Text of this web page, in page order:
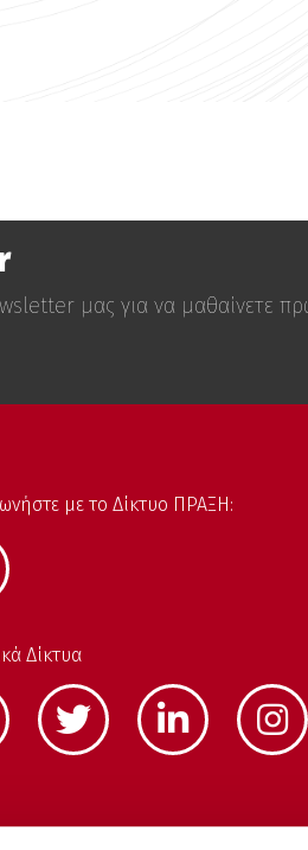
μας για να μαθαίνετε
με το Δίκτυο ΠΡΑΞΗ:
Δίκτυα